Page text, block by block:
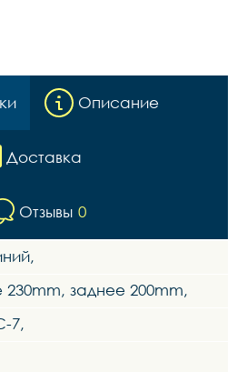
Описание
Доставка
Отзывы 0
заднее 200mm,
7,